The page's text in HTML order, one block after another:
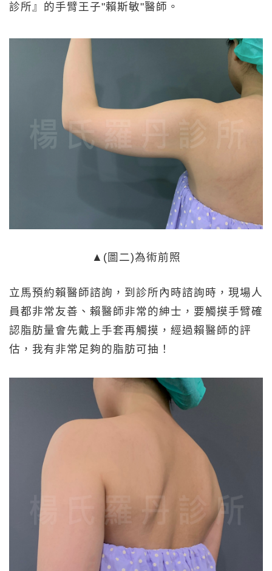
診所』的手臂王子"賴斯敏"醫師。
▲(圖二)為術前照
立馬預約賴醫師諮詢，到診所內時諮詢時，現場人
員都非常友善、賴醫師非常的紳士，要觸摸手臂確
認脂肪量會先戴上手套再觸摸，經過賴醫師的評
估，我有非常足夠的脂肪可抽！